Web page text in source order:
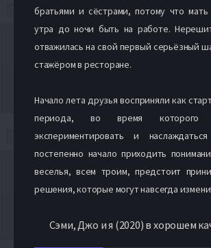
братьями и сёстрами, потому что
утра до ночи быть на работе.
отважилась на свой первый серьёзный
стажёром в ресторане.
Начало лета друзья восприняли как
периода, во время
экспериментировать и
постепенно начало приходить
веселья, всем троим, предстоит
решения, которые могут навсегда
Сэми, Джо и я (2020) в хорошем